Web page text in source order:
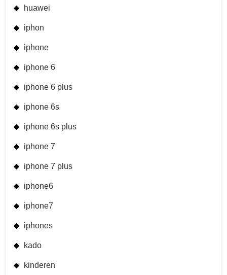
huawei
iphon
iphone
iphone 6
iphone 6 plus
iphone 6s
iphone 6s plus
iphone 7
iphone 7 plus
iphone6
iphone7
iphones
kado
kinderen